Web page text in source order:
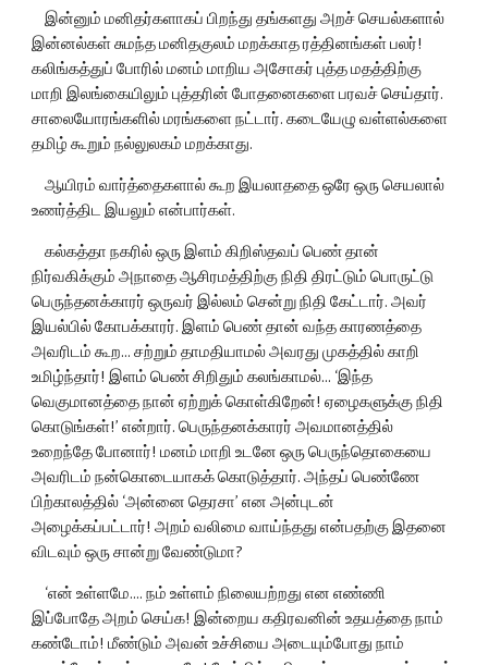
    இன்னும் மனிதர்களாகப் பிறந்து தங்களது அறச் செயல்களால்
இன்னல்கள் சுமந்த மனிதகுலம் மறக்காத ரத்தினங்கள் பலர்!
கலிங்கத்துப் போரில் மனம் மாறிய அசோகர் புத்த மதத்திற்கு
மாறி இலங்கையிலும் புத்தரின் போதனைகளை பரவச் செய்தார்.
சாலையோரங்களில் மரங்களை நட்டார். கடையேழு வள்ளல்களை
தமிழ் கூறும் நல்லுலகம் மறக்காது.
    ஆயிரம் வார்த்தைகளால் கூற இயலாததை ஒரே ஒரு செயலால்
உணர்த்திட இயலும் என்பார்கள்.
    கல்கத்தா நகரில் ஒரு இளம் கிறிஸ்தவப் பெண் தான்
நிர்வகிக்கும் அநாதை ஆசிரமத்திற்கு நிதி திரட்டும் பொருட்டு
பெருந்தனக்காரர் ஒருவர் இல்லம் சென்று நிதி கேட்டார். அவர்
இயல்பில் கோபக்காரர். இளம் பெண் தான் வந்த காரணத்தை
அவரிடம் கூற... சற்றும் தாமதியாமல் அவரது முகத்தில் காறி
உமிழ்ந்தார்! இளம் பெண் சிறிதும் கலங்காமல்... ‘இந்த
வெகுமானத்தை நான் ஏற்றுக் கொள்கிறேன்! ஏழைகளுக்கு நிதி
கொடுங்கள்!’ என்றார். பெருந்தனக்காரர் அவமானத்தில்
உறைந்தே போனார்! மனம் மாறி உடனே ஒரு பெருந்தொகையை
அவரிடம் நன்கொடையாகக் கொடுத்தார். அந்தப் பெண்ணே
பிற்காலத்தில் ‘அன்னை தெரசா’ என அன்புடன்
அழைக்கப்பட்டார்! அறம் வலிமை வாய்ந்தது என்பதற்கு இதனை
விடவும் ஒரு சான்று வேண்டுமா?
இப்போதே அறம் செய்க! இன்றைய கதிரவனின் உதயத்தை நாம்
கண்டோம்! மீண்டும் அவன் உச்சியை அடையும்போது நாம்